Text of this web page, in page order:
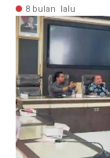
8 bulan lalu